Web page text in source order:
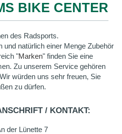
BIKE CENTER
des Radsports.
und natürlich einer Menge Zubehör
"Marken" finden Sie eine
Zu unserem Service gehören
würden uns sehr freuen, Sie
zu dürfen.
/ KONTAKT:
der Lünette 7